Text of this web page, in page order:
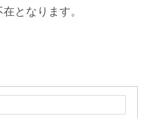
となります。